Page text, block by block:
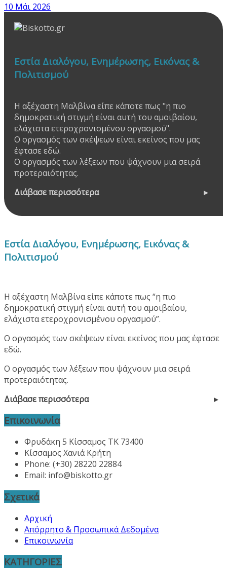
10 Μάι 2026
Εστία Διαλόγου, Ενημέρωσης, Εικόνας &
Πολιτισμού
Η αξέχαστη Μαλβίνα είπε κάποτε πως "η πιο
δημοκρατική στιγμή είναι αυτή του αμοιβαίου,
ελάχιστα ετεροχρονισμένου οργασμού".
Ο οργασμός των σκέψεων είναι εκείνος που μας
έφτασε εδώ.
Ο οργασμός των λέξεων που ψάχνουν μια σειρά
προτεραιότητας.
Διάβασε περισσότερα
Εστία Διαλόγου, Ενημέρωσης, Εικόνας &
Πολιτισμού
Η αξέχαστη Μαλβίνα είπε κάποτε πως “η πιο
δημοκρατική στιγμή είναι αυτή του αμοιβαίου,
ελάχιστα ετεροχρονισμένου οργασμού”.
Ο οργασμός των σκέψεων είναι εκείνος που μας έφτασε
εδώ.
Ο οργασμός των λέξεων που ψάχνουν μια σειρά
προτεραιότητας.
Διάβασε περισσότερα
Επικοινωνία
Φρυδάκη 5 Κίσσαμος ΤΚ 73400
Κίσσαμος Χανιά Κρήτη
Phone: (+30) 28220 22884
Email: info@biskotto.gr
Σχετικά
Αρχική
Απόρρητο & Προσωπικά Δεδομένα
Επικοινωνία
ΚΑΤΗΓΟΡΙΕΣ